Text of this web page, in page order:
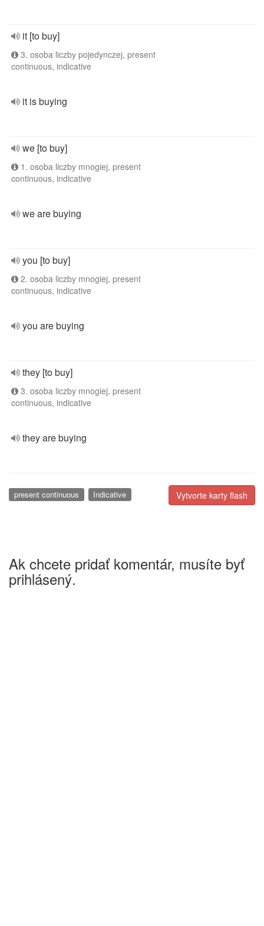
it [to buy]
3. osoba liczby pojedynczej, present
continuous, indicative
it is buying
we [to buy]
1. osoba liczby mnogiej, present
continuous, indicative
we are buying
you [to buy]
2. osoba liczby mnogiej, present
continuous, indicative
you are buying
they [to buy]
3. osoba liczby mnogiej, present
continuous, indicative
they are buying
Vytvorte karty flash
present continuous Indicative
Ak chcete pridať komentár, musíte byť
prihlásený.